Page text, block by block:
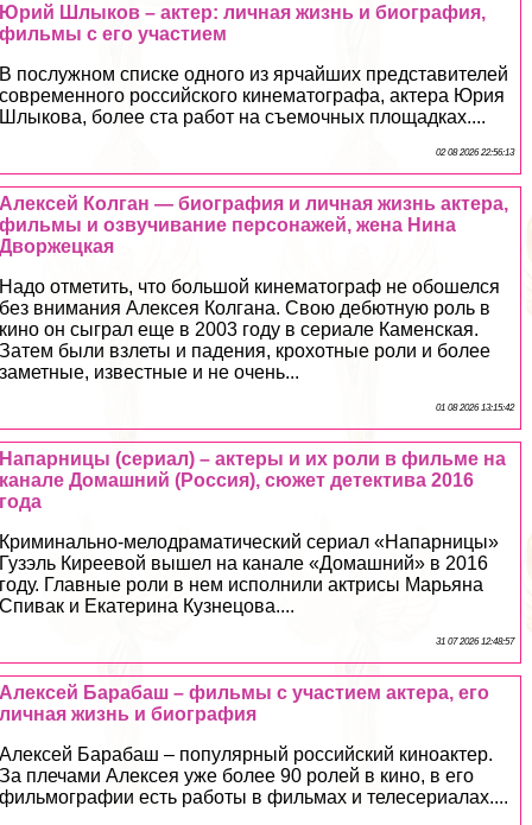
Юрий Шлыков – актер: личная жизнь и биография,
фильмы с его участием
В послужном списке одного из ярчайших представителей
современного российского кинематографа, актера Юрия
Шлыкова, более ста работ на съемочных площадках....
02 08 2026 22:56:13
Алексей Колган — биография и личная жизнь актера,
фильмы и озвучивание персонажей, жена Нина
Дворжецкая
Надо отметить, что большой кинематограф не обошелся
без внимания Алексея Колгана. Свою дебютную роль в
кино он сыграл еще в 2003 году в сериале Каменская.
Затем были взлеты и падения, крохотные роли и более
заметные, известные и не очень...
01 08 2026 13:15:42
Напарницы (сериал) – актеры и их роли в фильме на
канале Домашний (Россия), сюжет детектива 2016
года
Криминально-мелодраматический сериал «Напарницы»
Гузэль Киреевой вышел на канале «Домашний» в 2016
году. Главные роли в нем исполнили актрисы Марьяна
Спивак и Екатерина Кузнецова....
31 07 2026 12:48:57
Алексей Баpaбаш – фильмы с участием актера, его
личная жизнь и биография
Алексей Баpaбаш – популярный российский киноактер.
За плечами Алексея уже более 90 ролей в кино, в его
фильмографии есть работы в фильмах и телесериалах....